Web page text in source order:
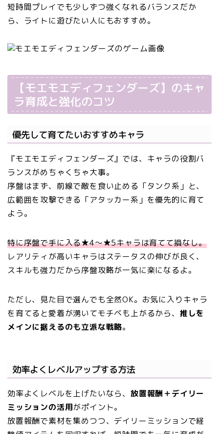
短時間プレイでも少しずつ強くなれるバランスだか
ら、ライトに遊びたい人にもおすすめ。
【モエモエディフェンダーズ】のキャ
ラ育成と強化のコツ
優先して育てたいおすすめキャラ
『モエモエディフェンダーズ』では、キャラの役割バ
ランスがめちゃくちゃ大事。
序盤はまず、前線で敵を食い止める「タンク系」と、
広範囲を攻撃できる「アタッカー系」を優先的に育て
よう。
特に序盤で手に入る★4〜★5キャラは育てて損なし。
レアリティが高いキャラはステータスの伸びが良く、
スキルも強力だから序盤攻略が一気に楽になるよ。
ただし、見た目で選んでも全然OK。お気に入りキャラ
を育てると愛着が湧いてモチベも上がるから、 推しを
メインに据えるのも立派な戦略。
効率よくレベルアップする方法
効率よくレベルを上げたいなら、 放置報酬＋デイリー
ミッションの活用がポイント。
放置報酬で素材を集めつつ、デイリーミッションで経